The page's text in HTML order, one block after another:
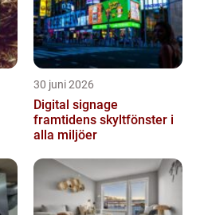
30 juni 2026
Digital signage
framtidens skyltfönster i
alla miljöer